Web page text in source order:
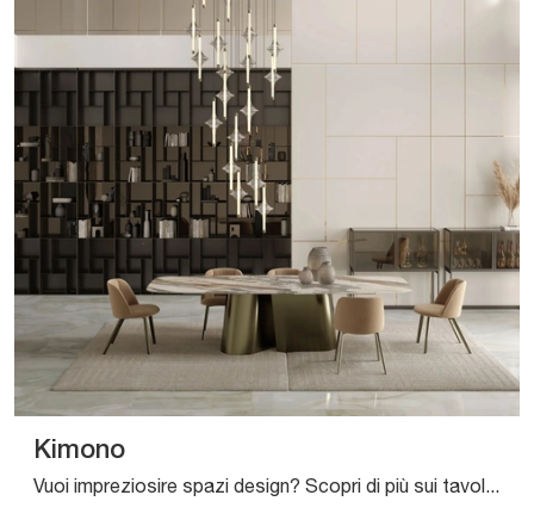
Kimono
Vuoi impreziosire spazi design? Scopri di più sui tavoli design allungabili: il modello da pranzo Kimono ti attende.